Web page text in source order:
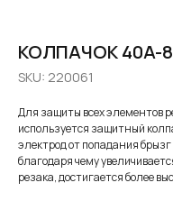
КОЛПАЧОК 40A-
SKU: 220061
Для защиты всех элементов
используется защитный
электрод от попадания
благодаря чему
резака, достигается более